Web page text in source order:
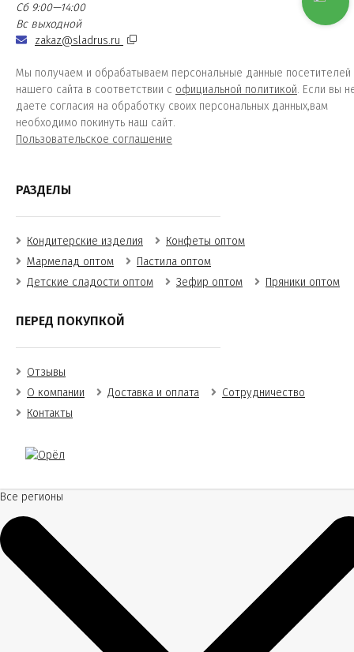
Сб 9:00—14:00
Вс выходной
zakaz@sladrus.ru
Мы получаем и обрабатываем персональные данные посетителей
нашего сайта в соответствии с официальной политикой. Если вы
даете согласия на обработку своих персональных данных,вам
необходимо покинуть наш сайт.
Пользовательское соглашение
РАЗДЕЛЫ
Кондитерские изделия
Конфеты оптом
Мармелад оптом
Пастила оптом
Детские сладости оптом
Зефир оптом Пряники оптом
ПЕРЕД ПОКУПКОЙ
Отзывы
О компании
Доставка и оплата
Сотрудничество
Контакты
Все регионы